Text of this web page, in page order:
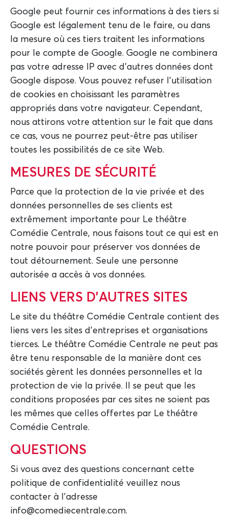
Google peut fournir ces informations à des tiers si
Google est légalement tenu de le faire, ou dans
la mesure où ces tiers traitent les informations
pour le compte de Google. Google ne combinera
pas votre adresse IP avec d'autres données dont
Google dispose. Vous pouvez refuser l'utilisation
de cookies en choisissant les paramètres
appropriés dans votre navigateur. Cependant,
nous attirons votre attention sur le fait que dans
ce cas, vous ne pourrez peut-être pas utiliser
toutes les possibilités de ce site Web.
MESURES DE SÉCURITÉ
Parce que la protection de la vie privée et des
données personnelles de ses clients est
extrêmement importante pour Le théâtre
Comédie Centrale, nous faisons tout ce qui est en
notre pouvoir pour préserver vos données de
tout détournement. Seule une personne
autorisée a accès à vos données.
LIENS VERS D'AUTRES SITES
Le site du théâtre Comédie Centrale contient des
liens vers les sites d'entreprises et organisations
tierces. Le théâtre Comédie Centrale ne peut pas
être tenu responsable de la manière dont ces
sociétés gèrent les données personnelles et la
protection de vie la privée. Il se peut que les
conditions proposées par ces sites ne soient pas
les mêmes que celles offertes par Le théâtre
Comédie Centrale.
QUESTIONS
Si vous avez des questions concernant cette
politique de confidentialité veuillez nous
contacter à l'adresse
info@comediecentrale.com.